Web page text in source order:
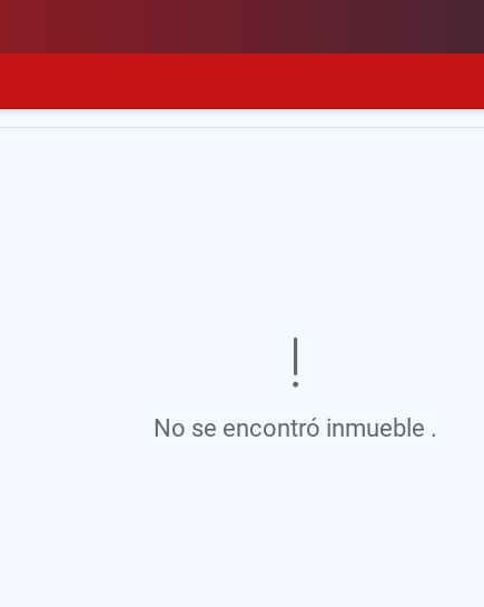
No se encontró inmueble .